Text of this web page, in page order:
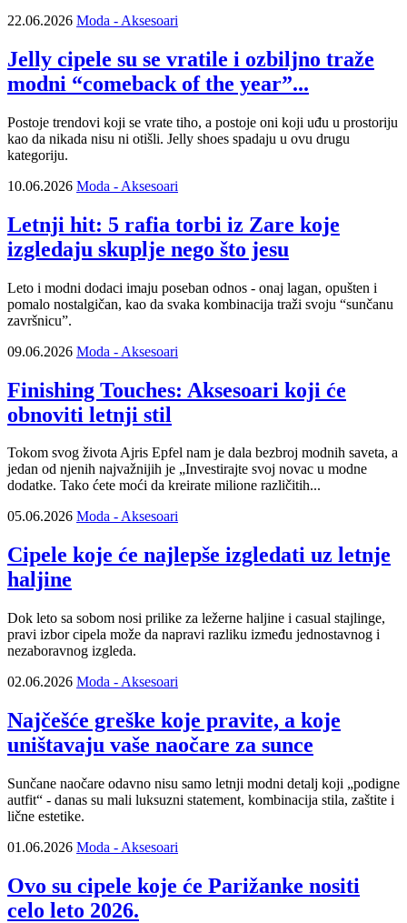
22.06.2026 Moda - Aksesoari
Jelly cipele su se vratile i ozbiljno traže
modni “comeback of the year”...
Postoje trendovi koji se vrate tiho, a postoje oni koji uđu u prostoriju
kao da nikada nisu ni otišli. Jelly shoes spadaju u ovu drugu
kategoriju.
10.06.2026 Moda - Aksesoari
Letnji hit: 5 rafia torbi iz Zare koje
izgledaju skuplje nego što jesu
Leto i modni dodaci imaju poseban odnos - onaj lagan, opušten i
pomalo nostalgičan, kao da svaka kombinacija traži svoju “sunčanu
završnicu”.
09.06.2026 Moda - Aksesoari
Finishing Touches: Aksesoari koji će
obnoviti letnji stil
Tokom svog života Ajris Epfel nam je dala bezbroj modnih saveta, a
jedan od njenih najvažnijih je „Investirajte svoj novac u modne
dodatke. Tako ćete moći da kreirate milione različitih...
05.06.2026 Moda - Aksesoari
Cipele koje će najlepše izgledati uz letnje
haljine
Dok leto sa sobom nosi prilike za ležerne haljine i casual stajlinge,
pravi izbor cipela može da napravi razliku između jednostavnog i
nezaboravnog izgleda.
02.06.2026 Moda - Aksesoari
Najčešće greške koje pravite, a koje
uništavaju vaše naočare za sunce
Sunčane naočare odavno nisu samo letnji modni detalj koji „podigne
autfit“ - danas su mali luksuzni statement, kombinacija stila, zaštite i
lične estetike.
01.06.2026 Moda - Aksesoari
Ovo su cipele koje će Parižanke nositi
celo leto 2026.